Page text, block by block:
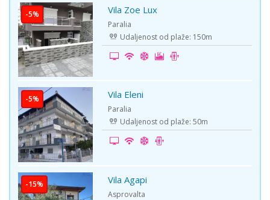
-5% Vila Zoe Lux
Paralia
Udaljenost od plaže: 150m
-5% Vila Eleni
Paralia
Udaljenost od plaže: 50m
-15% Vila Agapi
Asprovalta